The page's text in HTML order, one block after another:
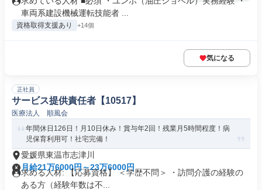
車両系建設機械運転技能者 ...
資格取得支援あり +14個
気になる
正社員
サービス提供責任者【10517】
医療法人 順風会
年間休日126日！月10日休み！賞与年2回！残業月5時間程度！病
児保育利用可！社宅完備！
愛媛県東温市志津川
月給21万6000円～23万6000円
求める人材: 【応募資格】 ＜学歴不問＞ ・訪問介護の経験の
ある方（経験年数は不...